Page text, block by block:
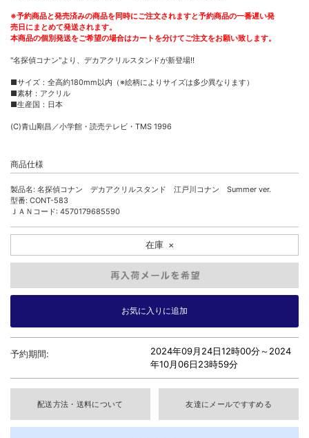
※予約商品と発売済みの商品を同時にご注文されますと予約商品の一番遅い発
売日にまとめて発送されます。
本商品の個別発送をご希望の場合はカートを分けてご注文をお願い致します。
"名探偵コナン"より、デカアクリルスタンドが新登場!!
■サイズ：全高約180mm以内（※絵柄によりサイズは多少異なります）
■素材：アクリル
■生産国：日本
(C)青山剛昌／小学館・読売テレビ・TMS 1996
商品仕様
製品名: 名探偵コナン デカアクリルスタンド 江戸川コナン Summer ver.
型番: CONT-583
ＪＡＮコード: 4570179685590
在庫 ×
予約期間: 2024年09月24日12時00分～2024
年10月06日23時59分
配送方法・送料について 友達にメールですすめる